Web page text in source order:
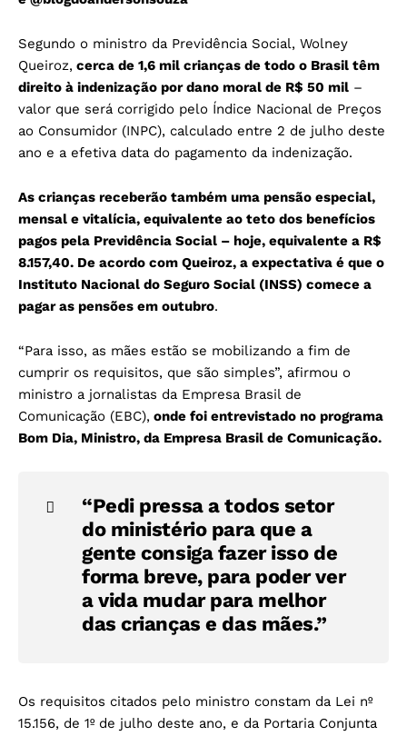
Segundo o ministro da Previdência Social, Wolney
Queiroz, cerca de 1,6 mil crianças de todo o Brasil têm
direito à indenização por dano moral de R$ 50 mil –
valor que será corrigido pelo Índice Nacional de Preços
ao Consumidor (INPC), calculado entre 2 de julho deste
ano e a efetiva data do pagamento da indenização.
As crianças receberão também uma pensão especial,
mensal e vitalícia, equivalente ao teto dos benefícios
pagos pela Previdência Social – hoje, equivalente a R$
8.157,40. De acordo com Queiroz, a expectativa é que o
Instituto Nacional do Seguro Social (INSS) comece a
pagar as pensões em outubro.
“Para isso, as mães estão se mobilizando a fim de
cumprir os requisitos, que são simples”, afirmou o
ministro a jornalistas da Empresa Brasil de
Comunicação (EBC), onde foi entrevistado no programa
Bom Dia, Ministro, da Empresa Brasil de Comunicação.
“Pedi pressa a todos setor
do ministério para que a
gente consiga fazer isso de
forma breve, para poder ver
a vida mudar para melhor
das crianças e das mães.”
Os requisitos citados pelo ministro constam da Lei nº
15.156, de 1º de julho deste ano, e da Portaria Conjunta